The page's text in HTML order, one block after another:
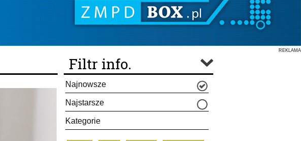
REKLAMA
Filtr info.
Najnowsze
Najstarsze
Kategorie